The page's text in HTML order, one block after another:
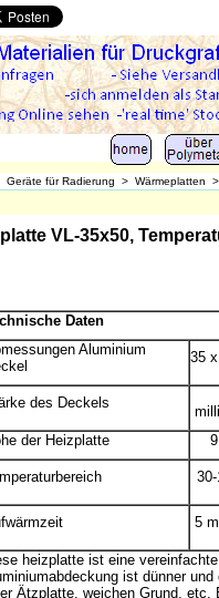
Geräte für Radierung > Wärmeplatten
VL-35x50,
Daten
Aluminium
35
des Deckels
der Heizplatte
30-
5
heizplatte ist eine
ist dünner
Ätzplatte, weichen Grund, etc.